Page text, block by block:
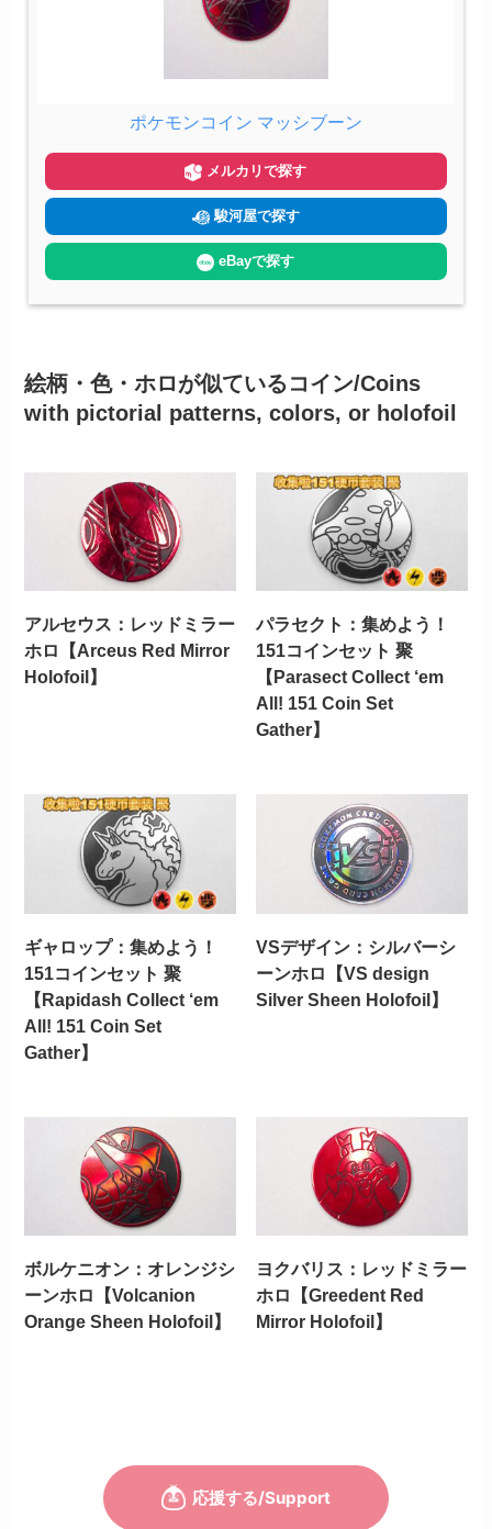
ポケモンコイン マッシブーン
メルカリで探す
駿河屋で探す
eBayで探す
絵柄・色・ホロが似ているコイン/Coins
with pictorial patterns, colors, or holofoil
アルセウス：レッドミラー
ホロ【Arceus Red Mirror
Holofoil】
パラセクト：集めよう！
151コインセット 聚
【Parasect Collect ‘em
All! 151 Coin Set
Gather】
ギャロップ：集めよう！
151コインセット 聚
【Rapidash Collect ‘em
All! 151 Coin Set
Gather】
VSデザイン：シルバーシ
ーンホロ【VS design
Silver Sheen Holofoil】
ボルケニオン：オレンジシ
ーンホロ【Volcanion
Orange Sheen Holofoil】
ヨクバリス：レッドミラー
ホロ【Greedent Red
Mirror Holofoil】